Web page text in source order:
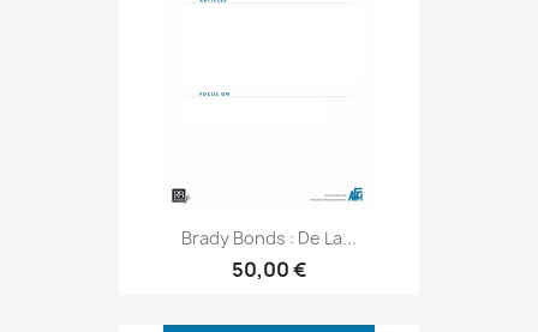
Brady Bonds : De La...
50,00 €